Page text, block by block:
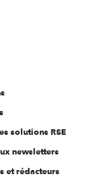
solutions RSE
newsletters
et rédacteurs